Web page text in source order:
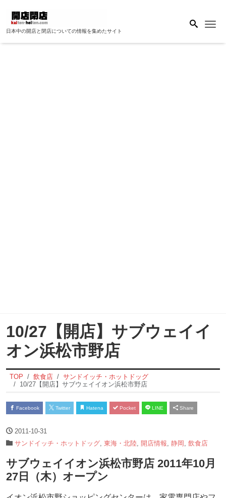
日本中の開店と閉店についての情報を集めたサイト
10/27【開店】サブウェイイ
オン浜松市野店
TOP 飲食店
サンドイッチ・ホットドッグ
10/27【開店】サブウェイイオン浜松市野店
Facebook Twitter Hatena Pocket LINE Share
2011-10-31
サンドイッチ・ホットドッグ 東海・北陸 開店情報 静岡 飲食店
サブウェイイオン浜松市野店 2011年10月
27日（木）オープン